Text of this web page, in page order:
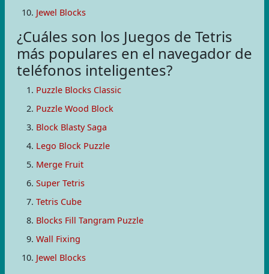
Jewel Blocks
¿Cuáles son los Juegos de Tetris
más populares en el navegador de
teléfonos inteligentes?
Puzzle Blocks Classic
Puzzle Wood Block
Block Blasty Saga
Lego Block Puzzle
Merge Fruit
Super Tetris
Tetris Cube
Blocks Fill Tangram Puzzle
Wall Fixing
Jewel Blocks